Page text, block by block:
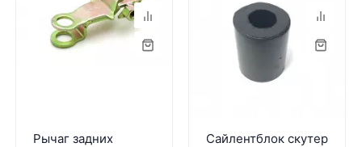
Рычаг задних
Сайлентблок скутер